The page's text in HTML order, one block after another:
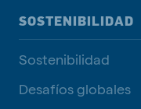
SOSTENIBILIDAD
Sostenibilidad
Desafíos globales